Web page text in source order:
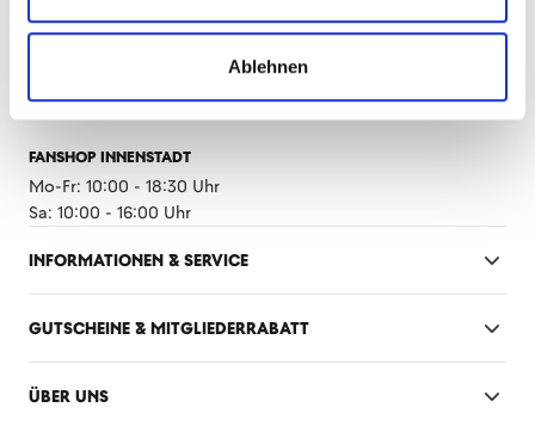
Ablehnen
Sa: 10:00 - 14:00 Uhr
FANSHOP INNENSTADT
Mo-Fr: 10:00 - 18:30 Uhr
Sa: 10:00 - 16:00 Uhr
INFORMATIONEN & SERVICE
GUTSCHEINE & MITGLIEDERRABATT
ÜBER UNS